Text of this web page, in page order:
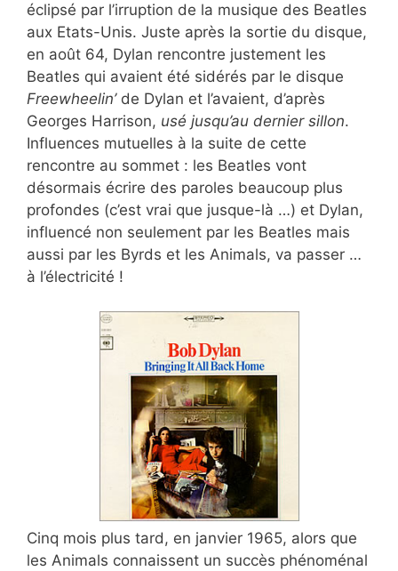
éclipsé par l’irruption de la musique des Beatles
aux Etats-Unis. Juste après la sortie du disque,
en août 64, Dylan rencontre justement les
Beatles qui avaient été sidérés par le disque
Freewheelin’de Dylan et l’avaient, d’après
Georges Harrison, usé jusqu’au dernier sillon.
Influences mutuelles à la suite de cette
rencontre au sommet : les Beatles vont
désormais écrire des paroles beaucoup plus
profondes (c’est vrai que jusque-là …) et Dylan,
influencé non seulement par les Beatles mais
aussi par les Byrds et les Animals, va passer …
à l’électricité !
Cinq mois plus tard, en janvier 1965, alors que
les Animals connaissent un succès phénoménal